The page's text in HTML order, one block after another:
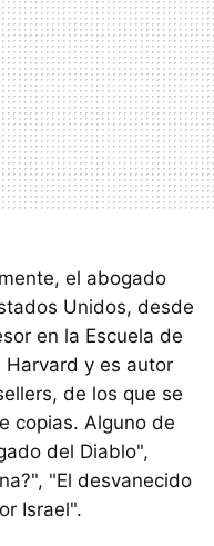
el abogado
Unidos, desde
en la Escuela de
y es autor
de los que se
copias. Alguno de
del Diablo",
"El desvanecido
Israel".